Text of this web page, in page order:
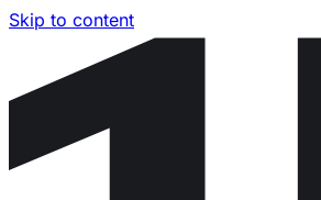
Skip to content